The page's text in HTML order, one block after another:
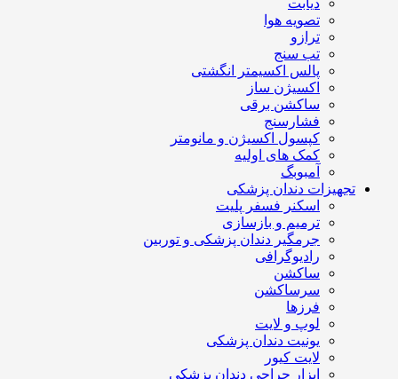
تصویه هوا
ترازو
تب سنج
پالس اکسیمتر انگشتی
اکسیژن ساز
ساکشن برقی
فشارسنج
کپسول اکسیژن و مانومتر
کمک های اولیه
آمبوبگ
تجهیزات دندان پزشکی
اسکنر فسفر پلیت
ترمیم و بازسازی
جرمگیر دندان پزشکی و توربین
رادیوگرافی
ساکشن
سرساکشن
فرزها
لوپ و لایت
یونیت دندان پزشکی
لایت کیور
ابزار جراحی دندان پزشکی